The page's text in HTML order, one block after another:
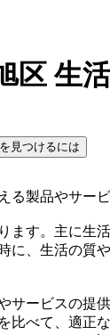
区 生
見つけるには
る製品やサー
ます。主に生
に、生活の質
サービスの提
比べて、適正